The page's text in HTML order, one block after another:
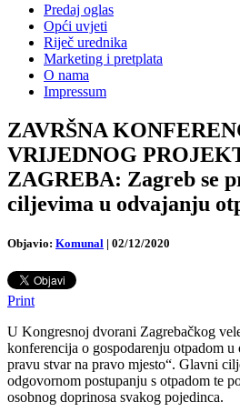
Predaj oglas
Opći uvjeti
Riječ urednika
Marketing i pretplata
O nama
Impressum
ZAVRŠNA
VRIJEDNOG
ZAGREBA: Zagreb se
ciljevima u odvajanju
Objavio: Komunal | 02/12/2020
Print
U Kongresnoj dvorani Zagrebačkog
konferencija o gospodarenju otpadom
pravu stvar na pravo mjesto“. Glavni
odgovornom postupanju s otpadom te
osobnog doprinosa svakog pojedinca.